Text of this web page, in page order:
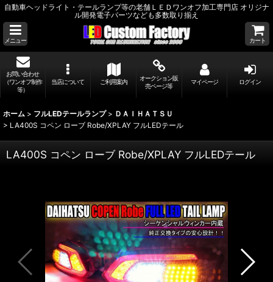
自動車ヘッドライト・テールランプ等の老舗ＬＥＤワンオフ加工専門店 オリジナ
ル開発電子パーツなども多数取り揃え
メニュー カート
お問い合わせ
（ワンオフ制作
等）
当店について ご利用案内
オークション販
売ページ等
マイページ ログイン
ホーム > フルLEDテールランプ > ＤＡＩＨＡＴＳＵ
> LA400S コペン ローブ Robe/XPLAY フルLEDテール
LA400S コペン ローブ Robe/XPLAY フルLEDテール